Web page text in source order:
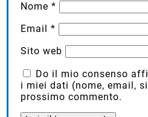
Nome*
Email*
Sito web
Do il mio consenso
i miei dati (nome, email,
prossimo commento.